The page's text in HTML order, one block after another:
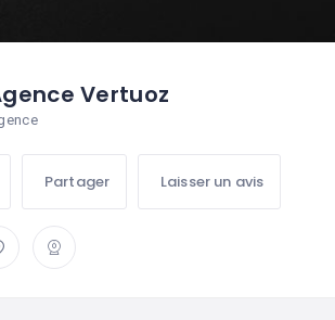
Vertuoz
Partager Laisser un avis